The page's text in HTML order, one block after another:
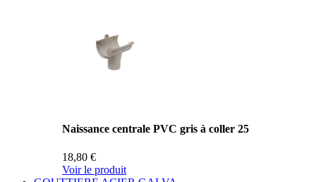
Naissance centrale PVC gris à coller 25
18,80 €
Voir le produit